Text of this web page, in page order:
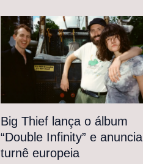
Big Thief lança o álbum
“Double Infinity” e anuncia
turnê europeia